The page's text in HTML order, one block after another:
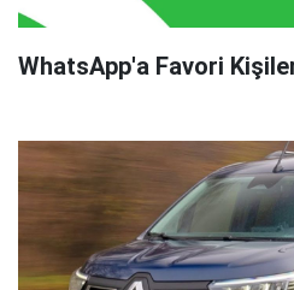
WhatsApp'a Favori